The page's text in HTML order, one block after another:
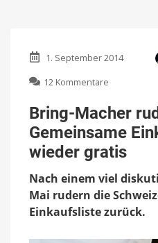
1. September 2014
12 Kommentare
Macher
rudern
zurück:
wieder
Bring-Macher
Gemeinsame
wieder gratis
Nach einem viel
Mai rudern die
Einkaufsliste zurück.